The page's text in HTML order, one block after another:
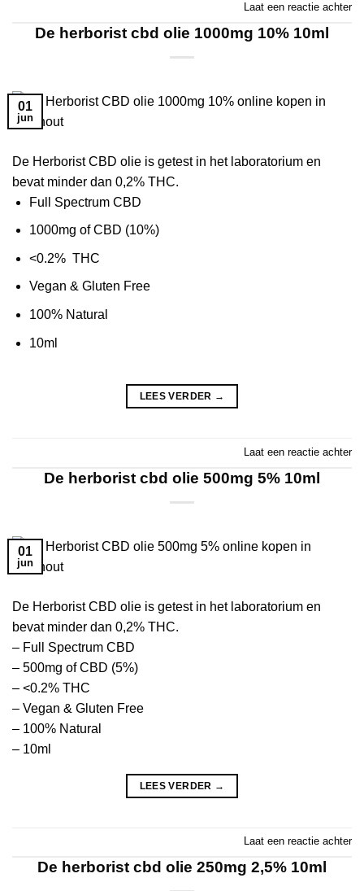
Laat een reactie achter
De herborist cbd olie 1000mg 10% 10ml
01
jun
De Herborist CBD olie is getest in het laboratorium en
bevat minder dan 0,2% THC.
Full Spectrum CBD
1000mg of CBD (10%)
<0.2% THC
Vegan & Gluten Free
100% Natural
10ml
LEES VERDER →
Laat een reactie achter
De herborist cbd olie 500mg 5% 10ml
01
jun
De Herborist CBD olie is getest in het laboratorium en
bevat minder dan 0,2% THC.
– Full Spectrum CBD
– 500mg of CBD (5%)
– <0.2% THC
– Vegan & Gluten Free
– 100% Natural
– 10ml
LEES VERDER →
Laat een reactie achter
De herborist cbd olie 250mg 2,5% 10ml